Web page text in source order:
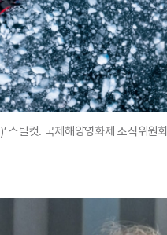
)’ 스틸컷. 국제해양영화제 조직위원